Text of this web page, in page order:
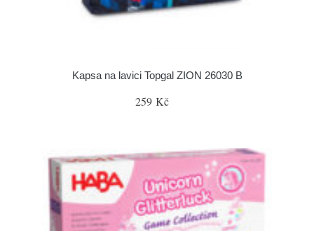
Kapsa na lavici Topgal ZION 26030 B
259 Kč